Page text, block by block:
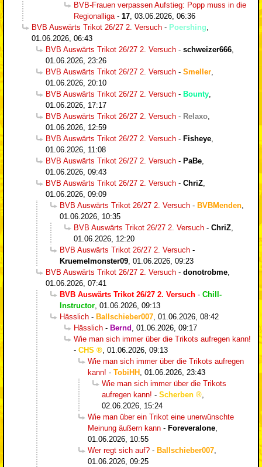
BVB-Frauen verpassen Aufstieg: Popp muss in die
Regionalliga- 17, 03.06.2026, 06:36
BVB Auswärts Trikot 26/27 2. Versuch - Poershing,
01.06.2026, 06:43
BVB Auswärts Trikot 26/27 2. Versuch - schweizer666,
01.06.2026, 23:26
BVB Auswärts Trikot 26/27 2. Versuch - Smeller,
01.06.2026, 20:10
BVB Auswärts Trikot 26/27 2. Versuch - Bounty,
01.06.2026, 17:17
BVB Auswärts Trikot 26/27 2. Versuch - Relaxo,
01.06.2026, 12:59
BVB Auswärts Trikot 26/27 2. Versuch - Fisheye,
01.06.2026, 11:08
BVB Auswärts Trikot 26/27 2. Versuch - PaBe,
01.06.2026, 09:43
BVB Auswärts Trikot 26/27 2. Versuch - ChriZ,
01.06.2026, 09:09
BVB Auswärts Trikot 26/27 2. Versuch - BVBMenden,
01.06.2026, 10:35
BVB Auswärts Trikot 26/27 2. Versuch - ChriZ,
01.06.2026, 12:20
BVB Auswärts Trikot 26/27 2. Versuch -
Kruemelmonster09, 01.06.2026, 09:23
BVB Auswärts Trikot 26/27 2. Versuch - donotrobme,
01.06.2026, 07:41
BVB Auswärts Trikot 26/27 2. Versuch - Chill-
Instructor, 01.06.2026, 09:13
Hässlich - Ballschieber007, 01.06.2026, 08:42
Hässlich - Bernd , 01.06.2026, 09:17
Wie man sich immer über die Trikots aufregen kann!
- CHS , 01.06.2026, 09:13
Wie man sich immer über die Trikots aufregen
kann! - TobiHH , 01.06.2026, 23:43
Wie man sich immer über die Trikots
aufregen kann! - Scherben
,
02.06.2026, 15:24
Wie man über ein Trikot eine unerwünschte
Meinung äußern kann - Foreveralone,
01.06.2026, 10:55
Wer regt sich auf? - Ballschieber007,
01.06.2026, 09:25